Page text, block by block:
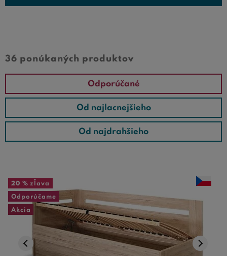
36 ponúkaných produktov
Odporúčané
Od najlacnejšieho
Od najdrahšieho
20 % zľava
Odporúčame
Akcia